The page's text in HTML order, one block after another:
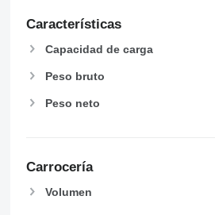
Características
Capacidad de carga
Peso bruto
Peso neto
Carrocería
Volumen